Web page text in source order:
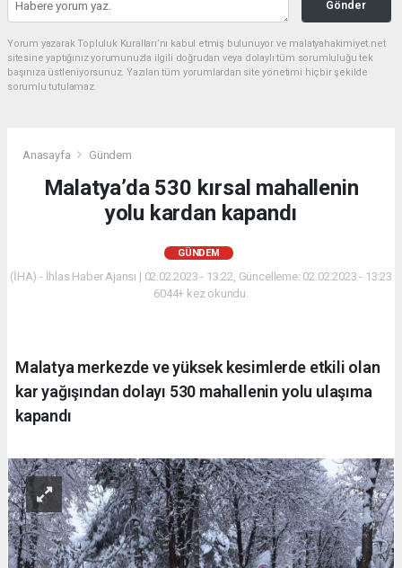
Gönder
Yorum yazarak Topluluk Kuralları’nı kabul etmiş bulunuyor ve malatyahakimiyet.net
sitesine yaptığınız yorumunuzla ilgili doğrudan veya dolaylı tüm sorumluluğu tek
başınıza üstleniyorsunuz. Yazılan tüm yorumlardan site yönetimi hiçbir şekilde
sorumlu tutulamaz.
Anasayfa Gündem
Malatya’da 530 kırsal mahallenin
yolu kardan kapandı
GÜNDEM
(İHA) - İhlas Haber Ajansı | 02.02.2023 - 13:22, Güncelleme: 02.02.2023 - 13:23
6044+ kez okundu.
Malatya merkezde ve yüksek kesimlerde etkili olan
kar yağışından dolayı 530 mahallenin yolu ulaşıma
kapandı